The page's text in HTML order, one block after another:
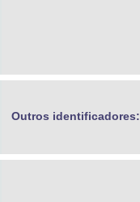
Outros identificadores: